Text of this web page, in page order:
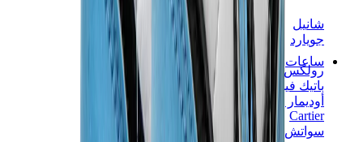
شانيل
جويارد
ساعات
رولكس
باتيك فيليب
أوديمار بيغيه
Cartier
سواتش